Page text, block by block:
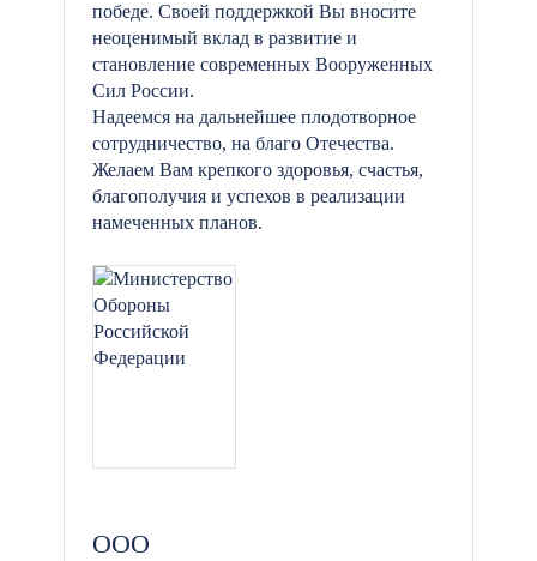
победе. Своей поддержкой Вы вносите
неоценимый вклад в развитие и
становление современных Вооруженных
Сил России.
Надеемся на дальнейшее плодотворное
сотрудничество, на благо Отечества.
Желаем Вам крепкого здоровья, счастья,
благополучия и успехов в реализации
намеченных планов.
ООО